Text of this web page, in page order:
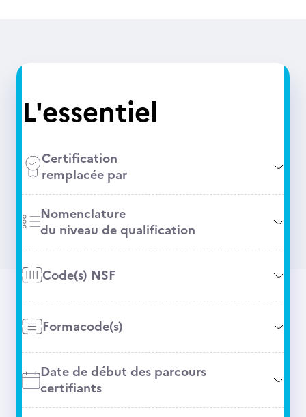
L'essentiel
Certification
remplacée par
Nomenclature
du niveau de qualification
Code(s) NSF
Formacode(s)
Date de début des parcours
certifiants